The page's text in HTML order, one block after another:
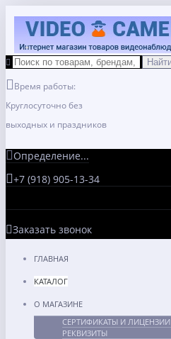
Время работы:
Круглосуточно без
выходных и праздников
Определение...
+7 (918) 905-13-34
Заказать звонок
ГЛАВНАЯ
КАТАЛОГ
О МАГАЗИНЕ
СЕРТИФИКАТЫ И ЛИЦЕНЗИИ
РЕКВИЗИТЫ